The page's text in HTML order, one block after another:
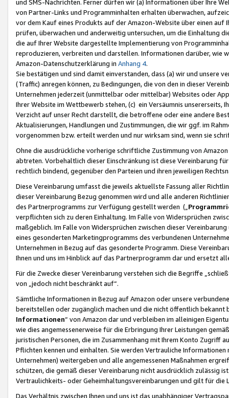
und SMS-Nachrichten. Ferner dürfen wir (a) Informationen über Ihre
von Partner-Links und Programminhalten erhalten überwachen,
vor dem Kauf eines Produkts auf der Amazon-Website über einen
prüfen, überwachen und anderweitig untersuchen, um die Einhaltung
die auf Ihrer Website dargestellte Implementierung von
reproduzieren, verbreiten und darstellen. Informationen darüber, wie
Amazon-Datenschutzerklärung in Anhang 4.
Sie bestätigen und sind damit einverstanden, dass (a) wir und
(Traffic) anregen können, zu Bedingungen, die von den in dieser
Unternehmen jederzeit (unmittelbar oder mittelbar) Websites oder
Ihrer Website im Wettbewerb stehen, (c) ein Versäumnis unsererseits,
Verzicht auf unser Recht darstellt, die betroffene oder eine andere
Aktualisierungen, Handlungen und Zustimmungen, die wir ggf. im
vorgenommen bzw. erteilt werden und nur wirksam sind, wenn sie
Ohne die ausdrückliche vorherige schriftliche Zustimmung von
abtreten. Vorbehaltlich dieser Einschränkung ist diese Vereinbarung
rechtlich bindend, gegenüber den Parteien und ihren jeweiligen
Diese Vereinbarung umfasst die jeweils aktuellste Fassung aller
dieser Vereinbarung Bezug genommen wird und alle anderen
des Partnerprogramms zur Verfügung gestellt werden („
verpflichten sich zu deren Einhaltung. Im Falle von Widersprüchen
maßgeblich. Im Falle von Widersprüchen zwischen dieser
eines gesonderten Marketingprogramms des verbundenen
Unternehmen in Bezug auf das gesonderte Programm. Diese
Ihnen und uns im Hinblick auf das Partnerprogramm dar und ersetzt
Für die Zwecke dieser Vereinbarung verstehen sich die Begriffe
von „jedoch nicht beschränkt auf“.
Sämtliche Informationen in Bezug auf Amazon oder unsere
bereitstellen oder zugänglich machen und die nicht öffentlich
Informationen“ von Amazon dar und verbleiben im alleinigen
wie dies angemessenerweise für die Erbringung Ihrer Leistungen
juristischen Personen, die im Zusammenhang mit Ihrem Konto
Pflichten kennen und einhalten. Sie werden Vertrauliche
Unternehmen) weitergeben und alle angemessenen Maßnahmen
schützen, die gemäß dieser Vereinbarung nicht ausdrücklich zulässig
Vertraulichkeits- oder Geheimhaltungsvereinbarungen und gilt für die
Das Verhältnis zwischen Ihnen und uns ist das unabhängiger